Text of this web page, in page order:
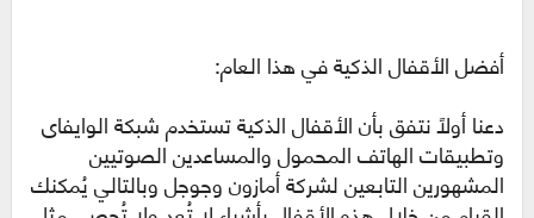
أفضل الأقفال الذكية في هذا العام:
دعنا أولاً نتفق بأن الأقفال الذكية تستخدم شبكة الوايفاى
وتطبيقات الهاتف المحمول والمساعدين الصوتيين
المشهورين التابعين لشركة أمازون وجوجل وبالتالي يُمكنك